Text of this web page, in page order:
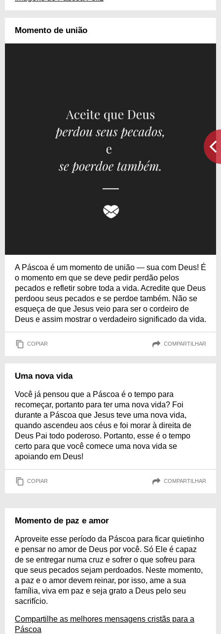
Momento de união
A Páscoa é um momento de união — sua com Deus! É
o momento em que se deve pedir perdão pelos
pecados e refletir sobre toda a vida. Acredite que Deus
perdoou seus pecados e se perdoe também. Não se
esqueça de que Jesus veio para ser o cordeiro de
Deus e assim mostrar o verdadeiro significado da vida.
COPIAR COMPARTILHAR
Uma nova vida
Você já pensou que a Páscoa é o tempo para
recomeçar, portanto para ter uma nova vida? Foi
durante a Páscoa que Jesus teve uma nova vida,
quando ascendeu aos céus e foi morar à direita de
Deus Pai todo poderoso. Portanto, esse é o tempo
certo para que você comece uma nova vida se
apoiando em Deus!
COPIAR COMPARTILHAR
Momento de paz e amor
Aproveite esse período da Páscoa para ficar quietinho
e pensar no amor de Deus por você. Só Ele é capaz
de se entregar numa cruz e sofrer o que sofreu para
que seus pecados sejam perdoados. Neste momento,
a paz e o amor devem reinar, por isso, ame a sua
família, viva em paz e seja grato a Deus pelo seu
sacrifício.
Compartilhe as melhores mensagens cristãs para a
Páscoa